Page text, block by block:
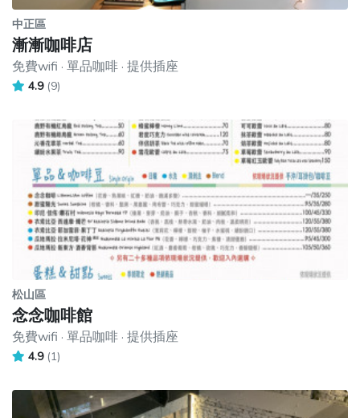
中正區
漸漸咖啡店
免費wifi · 單品咖啡 · 提供插座
4.9 (9)
松山區
念念咖啡館
免費wifi · 單品咖啡 · 提供插座
4.9 (1)